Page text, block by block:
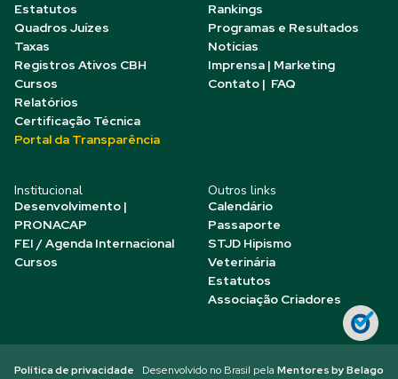
Estatutos
Quadros Juízes
Taxas
Registros Ativos CBH
Cursos
Relatórios
Certificação Técnica
Portal da Transparência
Rankings
Programas e Resultados
Notícias
Imprensa | Marketing
Contato | FAQ
Institucional
Desenvolvimento |
PRONACAP
FEI / Agenda Internacional
Cursos
Outros links
Calendário
Passaporte
STJD Hipismo
Veterinária
Estatutos
Associação Criadores
Política de privacidade Desenvolvido no Brasil pela Mentores by Belago